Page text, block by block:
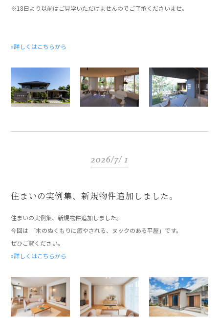
※18日より以前はご見学いただけませんのでご了承くださいませ。
»詳しくはこちらから
2026/7/ 1
住まいの実例集、新規物件追加しました。
住まいの実例集、新規物件追加しました。
今回は 「木のぬくもりに癒やされる、ヌックのある平屋」です。
ぜひご覧ください。
»詳しくはこちらから